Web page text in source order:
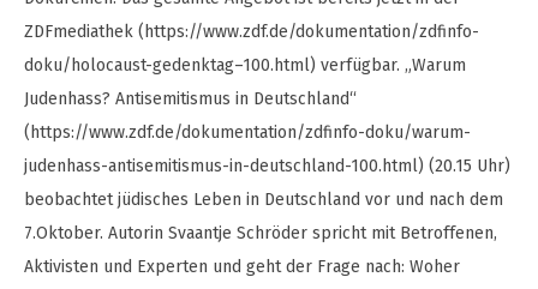
ZDFmediathek (https://www.zdf.de/dokumentation/zdfinfo-
doku/holocaust-gedenktag–100.html) verfügbar. „Warum
Judenhass? Antisemitismus in Deutschland“
(https://www.zdf.de/dokumentation/zdfinfo-doku/warum-
judenhass-antisemitismus-in-deutschland-100.html) (20.15 Uhr)
beobachtet jüdisches Leben in Deutschland vor und nach dem
7.Oktober. Autorin Svaantje Schröder spricht mit Betroffenen,
Aktivisten und Experten und geht der Frage nach: Woher